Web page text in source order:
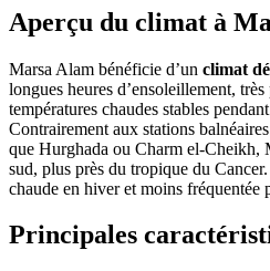
Aperçu du climat à
Marsa Alam bénéficie d’un climat
longues heures d’ensoleillement,
températures chaudes stables
Contrairement aux stations
que Hurghada ou Charm el-Cheikh,
sud, plus près du tropique du
chaude en hiver et moins fréquentée
Principales